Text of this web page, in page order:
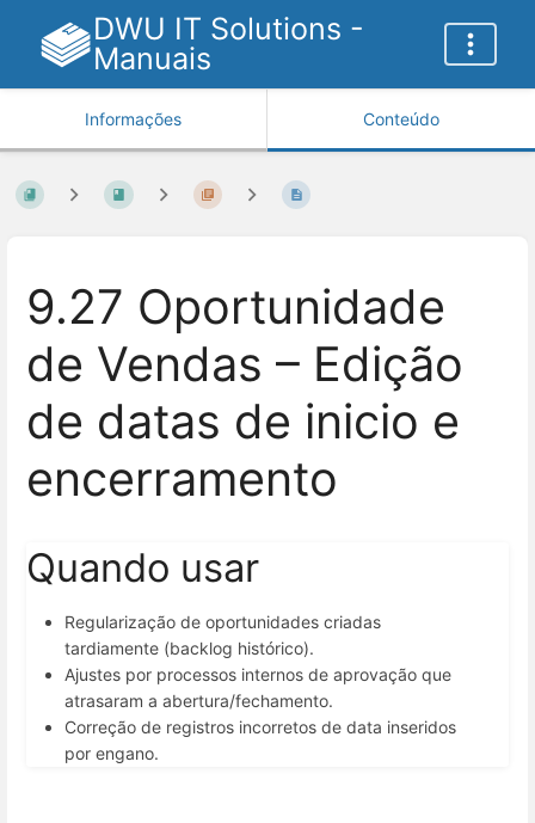
DWU IT Solutions -
Manuais
Informações Conteúdo
9.27 Oportunidade
de Vendas – Edição
de datas de inicio e
encerramento
Quando usar
Regularização de oportunidades criadas
tardiamente (backlog histórico).
Ajustes por processos internos de aprovação que
atrasaram a abertura/fechamento.
Correção de registros incorretos de data inseridos
por engano.